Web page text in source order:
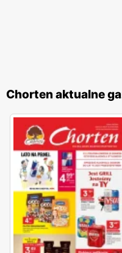
Chorten aktualne